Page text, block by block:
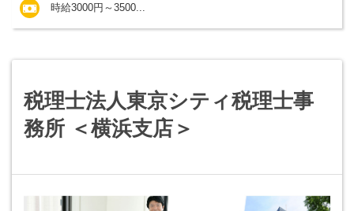
時給3000円～3500...
税理士法人東京シティ税理士事
務所 ＜横浜支店＞